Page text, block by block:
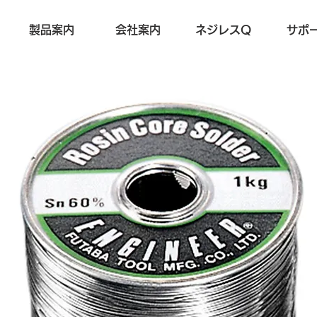
製品案内 会社案内 ネジレスQ サポ